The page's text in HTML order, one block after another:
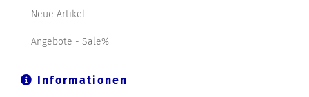
Neue Artikel
Angebote - Sale%
Informationen